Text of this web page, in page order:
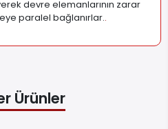
devre elemanlarının zarar
paralel bağlanırlar..
Ürünler